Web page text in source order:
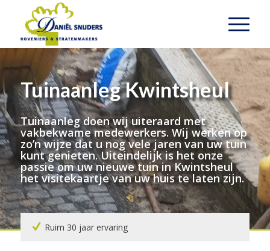
Tuinaanleg Kwintsheul
Tuinaanleg doen wij uiteraard met
vakbekwame medewerkers. Wij werken op
zo’n wijze dat u nog vele jaren van uw tuin
kunt genieten. Uiteindelijk is het onze
passie om uw nieuwe tuin in Kwintsheul
het visitekaartje van uw huis te laten zijn.
Ruim 30 jaar ervaring